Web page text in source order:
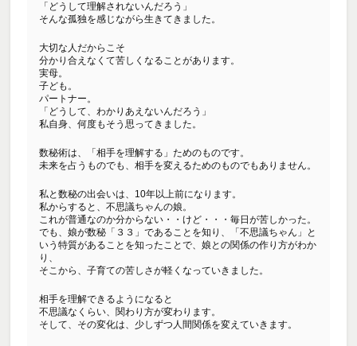
「どうして理解されないんだろう」
そんな孤独を感じながら生きてきました。
大切な人だからこそ
分かり合えなくて苦しくなることがあります。
実母。
子ども。
パートナー。
「どうして、わかりあえないんだろう」
私自身、何度もそう思ってきました。
数秘術は、「相手を理解する」ためのものです。
未来を占うものでも、相手を変えるためのものでもありません。
私と数秘の出会いは、10年以上前になります。
私からすると、不思議ちゃんの娘。
これが普通なのか分からない・・けど・・・毎日が苦しかった。
でも、娘が数秘「３３」であることを知り、「不思議ちゃん」と
いう特質があることを知ったことで、娘との関係の作り方がわか
り、
そこから、子育ての苦しさが軽くなっていきました。
相手を理解できるようになると
不思議なくらい、関わり方が変わります。
そして、その変化は、少しずつ人間関係を変えていきます。